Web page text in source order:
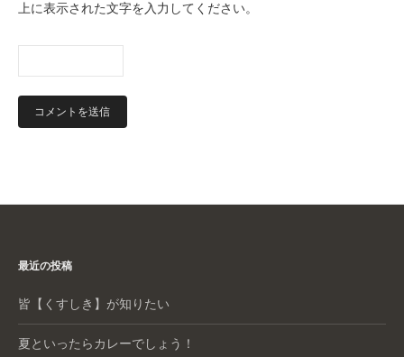
上に表示された文字を入力してください。
最近の投稿
皆【くすしき】が知りたい
夏といったらカレーでしょう！